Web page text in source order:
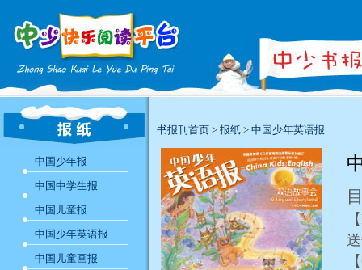
中国少年报
中国中学生报
中国儿童报
中国少年英语报
中国儿童画报
书报刊首页 > 报纸 > 中国少年英语报